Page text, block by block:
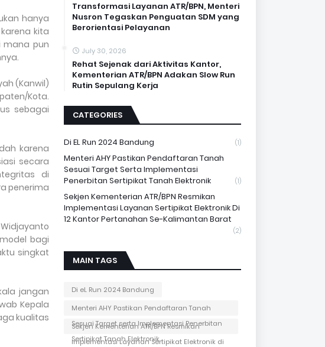
hanya
kita
mana pun
(Kanwil)
Kota.
sebagai
karena
secara
di
penerima
bagi
singkat
jangan
Kepala
kualitas
Transformasi Layanan ATR/BPN, Menteri
Nusron Tegaskan Penguatan SDM yang
Berorientasi Pelayanan
July 30, 2026
Rehat Sejenak dari Aktivitas Kantor,
Kementerian ATR/BPN Adakan Slow Run
Rutin Sepulang Kerja
CATEGORIES
Di EL Run 2024 Bandung (1)
Menteri AHY Pastikan Pendaftaran Tanah
Sesuai Target Serta Implementasi
Penerbitan Sertipikat Tanah Elektronik
(1)
Sekjen Kementerian ATR/BPN Resmikan
Implementasi Layanan Sertipikat Elektronik Di
12 Kantor Pertanahan Se-Kalimantan Barat
(2)
MAIN TAGS
Di eL Run 2024 Bandung
Menteri AHY Pastikan Pendaftaran Tanah
Sesuai Target serta Implementasi Penerbitan
Sertipikat Tanah Elektronik
Sekjen Kementerian ATR/BPN Resmikan
Implementasi Layanan Sertipikat Elektronik di